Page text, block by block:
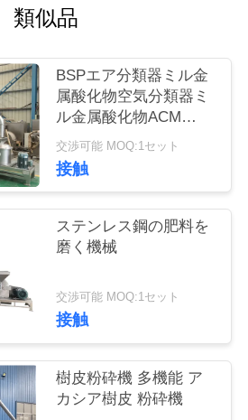
類似品
BSPエア分類器ミル金
属酸化物空気分類器ミ
ル金属酸化物ACM
GGRINDER
BRIGHTSAIL
交渉可能 MOQ:1セット
接触
ステンレス鋼の肥料を
磨く機械
交渉可能 MOQ:1セット
接触
樹皮粉砕機 多機能 ア
カシア樹皮 粉砕機